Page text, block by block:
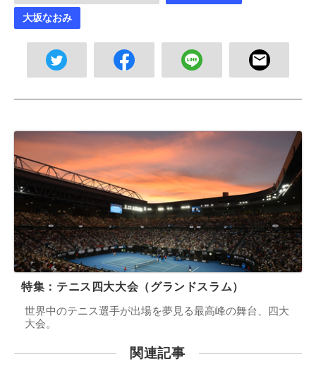
大坂なおみ
特集：テニス四大大会（グランドスラム）
世界中のテニス選手が出場を夢見る最高峰の舞台、四大
大会。
関連記事